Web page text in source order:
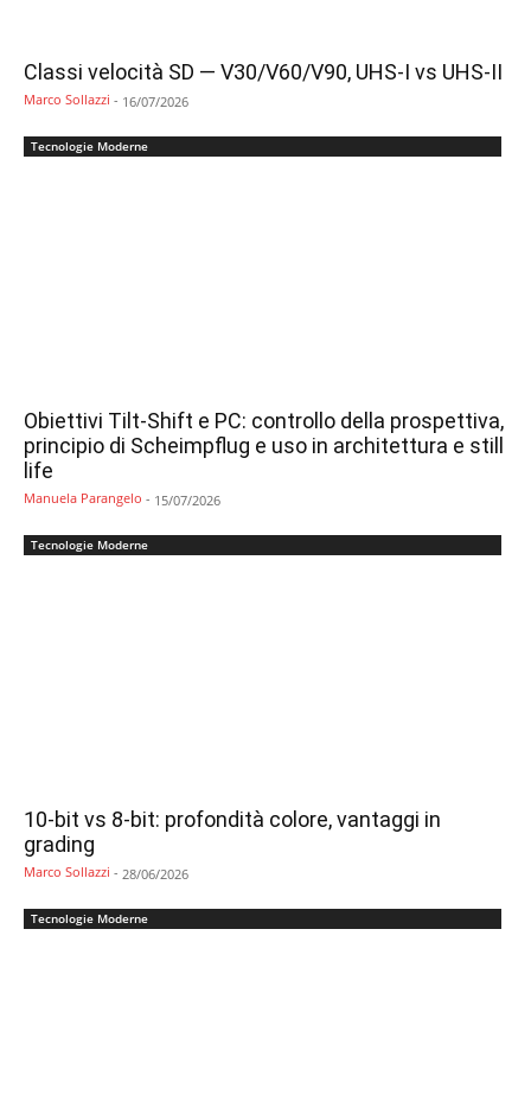
Classi velocità SD — V30/V60/V90, UHS-I vs UHS-II
Marco Sollazzi - 16/07/2026
Tecnologie Moderne
Obiettivi Tilt-Shift e PC: controllo della prospettiva,
principio di Scheimpflug e uso in architettura e still
life
Manuela Parangelo - 15/07/2026
Tecnologie Moderne
10-bit vs 8-bit: profondità colore, vantaggi in
grading
Marco Sollazzi - 28/06/2026
Tecnologie Moderne